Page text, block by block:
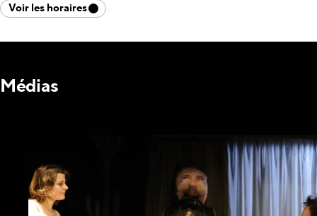
Voir les horaires
Médias